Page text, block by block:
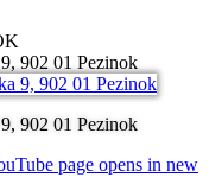
902 01 Pezinok
902 01 Pezinok
page opens in new